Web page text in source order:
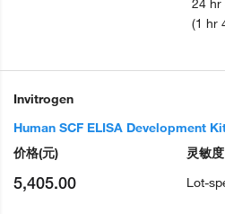
24 hr
(1 hr
Invitrogen
Human SCF ELISA Development
灵敏度
Lot-
价格(元)
5,405.00